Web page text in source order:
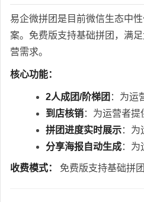
易企微拼团是目前微信生态中
案。免费版支持基础拼团，满
营需求。
核心功能：
2人成团/阶梯团 ：为运
到店核销：为运营者
拼团进度实时展示：为
分享海报自动生成：为
收费模式： 免费版支持基础拼团